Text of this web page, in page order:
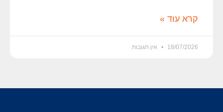
קרא עוד »
18/07/2026 אין תגובות